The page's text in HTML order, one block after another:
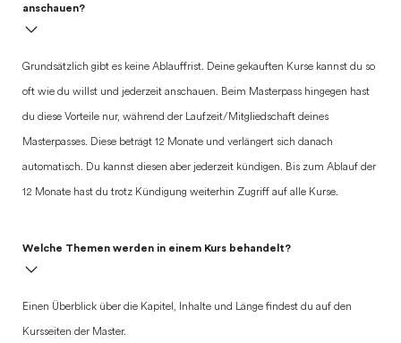
anschauen?
Grundsätzlich gibt es keine Ablauffrist. Deine gekauften Kurse kannst du so
oft wie du willst und jederzeit anschauen. Beim Masterpass hingegen hast
du diese Vorteile nur, während der Laufzeit/Mitgliedschaft deines
Masterpasses. Diese beträgt 12 Monate und verlängert sich danach
automatisch. Du kannst diesen aber jederzeit kündigen. Bis zum Ablauf der
12 Monate hast du trotz Kündigung weiterhin Zugriff auf alle Kurse.
Welche Themen werden in einem Kurs behandelt?
Einen Überblick über die Kapitel, Inhalte und Länge findest du auf den
Kursseiten der Master.